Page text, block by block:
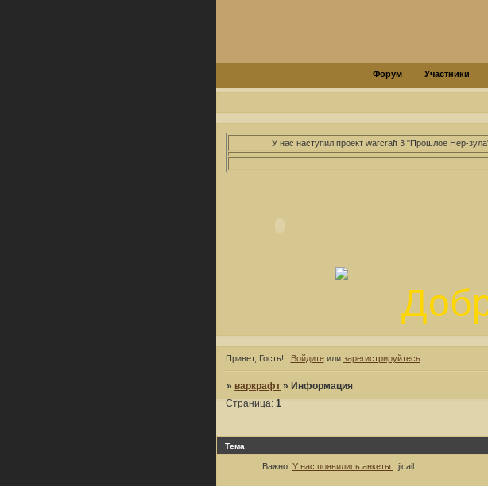
Форум Участники
У нас наступил проект warcraft 3 "Прошлое Нер-
Привет, Гость! Войдитеили зарегистрируйтесь.
» варкрафт »Информация
Страница:1
Тема
Важно: У нас появились анкеты.
jicail